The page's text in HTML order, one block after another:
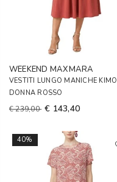
WEEKEND MAXMARA
VESTITI LUNGO MANICHE
DONNA ROSSO
€ 239,00 € 143,40
40%